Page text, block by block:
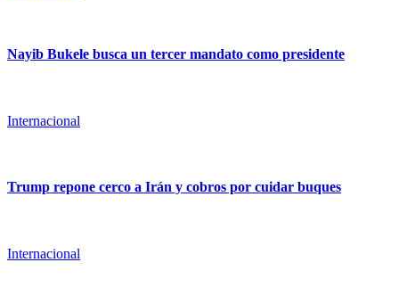
Nayib Bukele busca un tercer mandato como presidente
Internacional
Trump repone cerco a Irán y cobros por cuidar buques
Internacional